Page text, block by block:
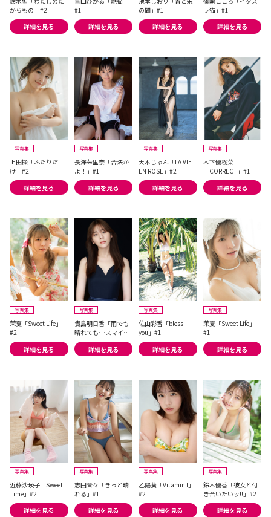
からもの」#2
詳細を見る
#1
詳細を見る
の間」#1
詳細を見る
ラ猫」#1
詳細を見る
写真集
上田操「ふたりだ
け」#2
詳細を見る
写真集
長澤茉里奈「合法か
よ！」#1
詳細を見る
写真集
天木じゅん「LA VIE
EN ROSE」#2
詳細を見る
写真集
木下優樹菜
「CORRECT」#1
詳細を見る
写真集
茉夏「Sweet Life」
#2
詳細を見る
写真集
貴島明日香「雨でも
晴れても…スマイ
ル、スマイル!!」#2
詳細を見る
写真集
佐山彩香「bless
you」#1
詳細を見る
写真集
茉夏「Sweet Life」
#1
詳細を見る
写真集
近藤沙瑛子「Sweet
Time」#2
詳細を見る
写真集
志田音々「きっと晴
れる」#1
詳細を見る
写真集
乙陽葵「Vitamin I」
#2
詳細を見る
写真集
鈴木優香「彼女と付
き合いたいッ!!」#2
詳細を見る